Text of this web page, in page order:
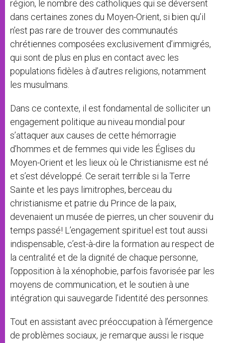
région, le nombre des catholiques qui se déversent
dans certaines zones du Moyen-Orient, si bien qu’il
n’est pas rare de trouver des communautés
chrétiennes composées exclusivement d’immigrés,
qui sont de plus en plus en contact avec les
populations fidèles à d’autres religions, notamment
les musulmans.
Dans ce contexte, il est fondamental de solliciter un
engagement politique au niveau mondial pour
s’attaquer aux causes de cette hémorragie
d’hommes et de femmes qui vide les Églises du
Moyen-Orient et les lieux où le Christianisme est né
et s’est développé. Ce serait terrible si la Terre
Sainte et les pays limitrophes, berceau du
christianisme et patrie du Prince de la paix,
devenaient un musée de pierres, un cher souvenir du
temps passé! L’engagement spirituel est tout aussi
indispensable, c’est-à-dire la formation au respect de
la centralité et de la dignité de chaque personne,
l’opposition à la xénophobie, parfois favorisée par les
moyens de communication, et le soutien à une
intégration qui sauvegarde l’identité des personnes.
Tout en assistant avec préoccupation à l’émergence
de problèmes sociaux, je remarque aussi le risque